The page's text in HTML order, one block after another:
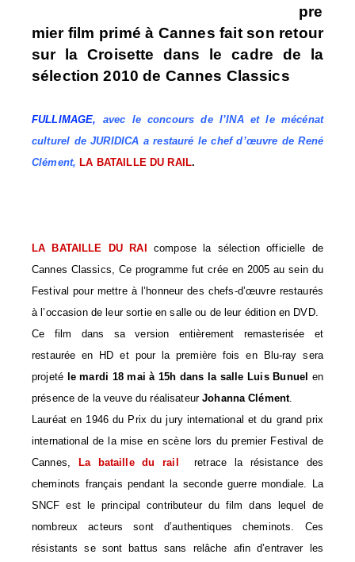
pre
mier film primé à Cannes fait son retour
sur la Croisette dans le cadre de la
sélection 2010 de Cannes Classics
FULLIMAGE, avec le concours de l’INA et le mécénat
culturel de JURIDICA a restauré le chef d’œuvre de René
Clément, LA BATAILLE DU RAIL.
LA BATAILLE DU RAI
compose la sélection officielle de
Cannes Classics, Ce programme fut crée en 2005 au sein du
Festival pour mettre à l’honneur des chefs-d’œuvre restaurés
à l’occasion de leur sortie en salle ou de leur édition en DVD.
Ce film dans sa version entièrement remasterisée et
restaurée en HD et pour la première fois en Blu-ray sera
projeté le mardi 18 mai à 15h dans la salle Luis Bunuel en
présence de la veuve du réalisateurJohanna Clément.
Lauréat en 1946 du Prix du jury international et du grand prix
international de la mise en scène lors du premier Festival de
Cannes,
La bataille du rail
retrace la résistance des
cheminots français pendant la seconde guerre mondiale. La
SNCF est le principal contributeur du film dans lequel de
nombreux acteurs sont d’authentiques cheminots. Ces
résistants se sont battus sans relâche afin d’entraver les